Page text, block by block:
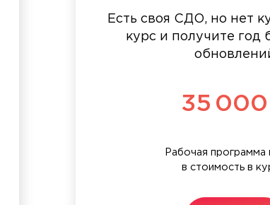
Есть своя СДО, но нет
курс и получите год
35 000
Рабочая программа
в стоимость в